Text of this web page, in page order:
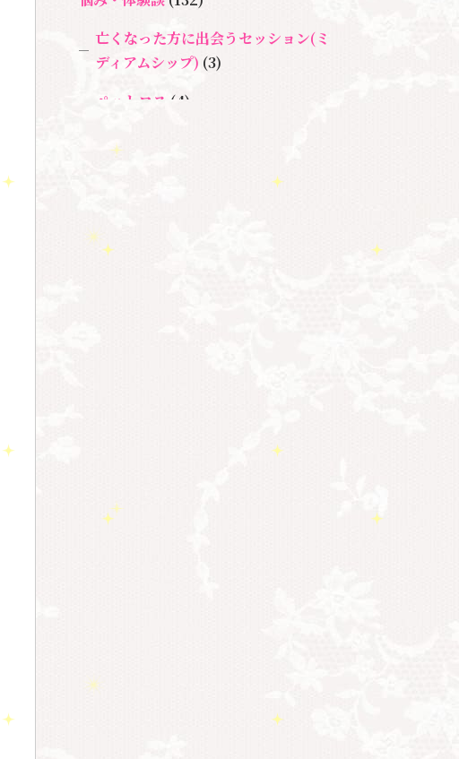
める
亡くなった方に出会うセッション(ミ
ディアムシップ) (3)
ペットロス (4)
セミナー情報